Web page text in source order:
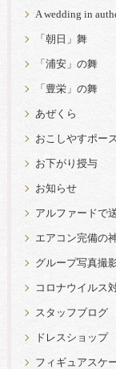
A wedding in
「朝日」舞
「浦安」の舞
「豊栄」の舞
あぜくら
おこしやすポー
お下がり授与
お知らせ
アルファードで
エアコン完備の
グループ写真撮
コロナウイルス
スタッフブログ
ドレスショップ
フィギュアスケ